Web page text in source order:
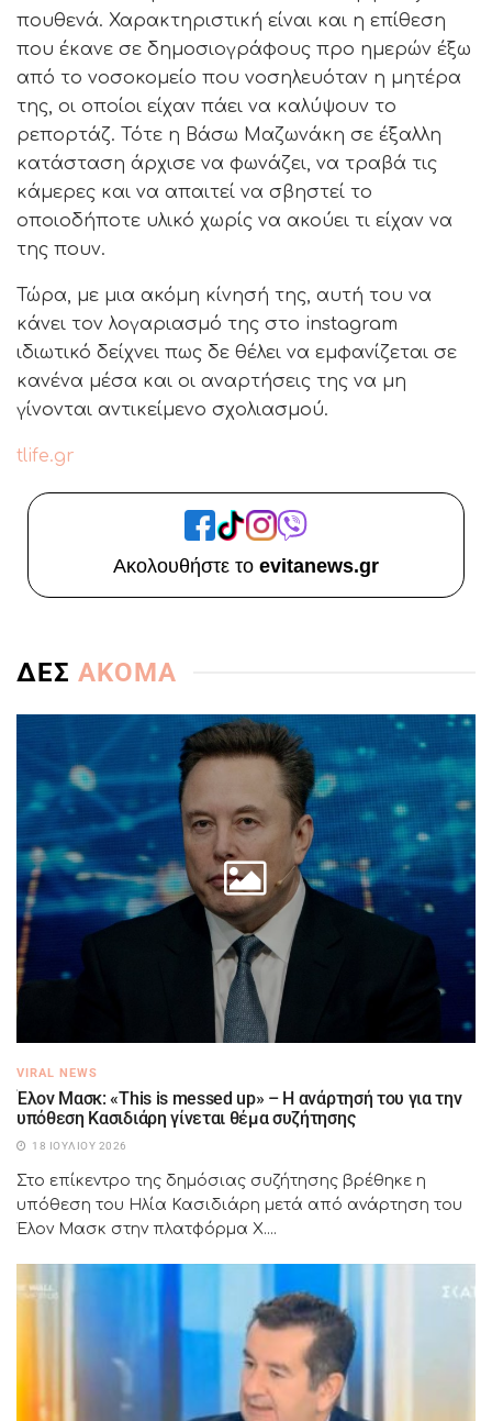
πουθενά. Χαρακτηριστική είναι και η επίθεση
που έκανε σε δημοσιογράφους προ ημερών έξω
από το νοσοκομείο που νοσηλευόταν η μητέρα
της, οι οποίοι είχαν πάει να καλύψουν το
ρεπορτάζ. Τότε η Βάσω Μαζωνάκη σε έξαλλη
κατάσταση άρχισε να φωνάζει, να τραβά τις
κάμερες και να απαιτεί να σβηστεί το
οποιοδήποτε υλικό χωρίς να ακούει τι είχαν να
της πουν.
Τώρα, με μια ακόμη κίνησή της, αυτή του να
κάνει τον λογαριασμό της στο instagram
ιδιωτικό δείχνει πως δε θέλει να εμφανίζεται σε
κανένα μέσα και οι αναρτήσεις της να μη
γίνονται αντικείμενο σχολιασμού.
tlife.gr
Ακολουθήστε το evitanews.gr
ΔΕΣ ΑΚΟΜΑ
VIRAL NEWS
Έλον Μασκ: «This is messed up» – Η ανάρτησή του για την
υπόθεση Κασιδιάρη γίνεται θέμα συζήτησης
18 ΙΟΥΛΊΟΥ 2026
Στο επίκεντρο της δημόσιας συζήτησης βρέθηκε η
υπόθεση του Ηλία Κασιδιάρη μετά από ανάρτηση του
Έλον Μασκ στην πλατφόρμα X....